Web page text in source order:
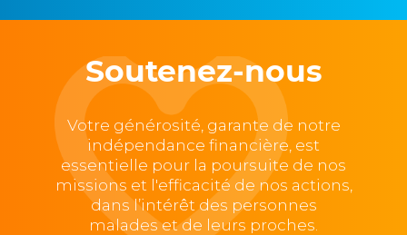
Soutenez-nous
Votre générosité, garante de notre
indépendance financière, est
essentielle pour la poursuite de nos
missions et l'efficacité de nos actions,
dans l’intérêt des personnes
malades et de leurs proches.